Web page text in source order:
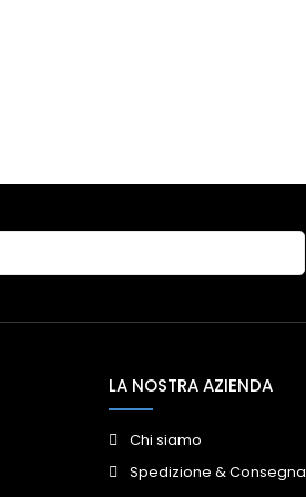
LA NOSTRA AZIENDA
Chi siamo
Spedizione & Consegna